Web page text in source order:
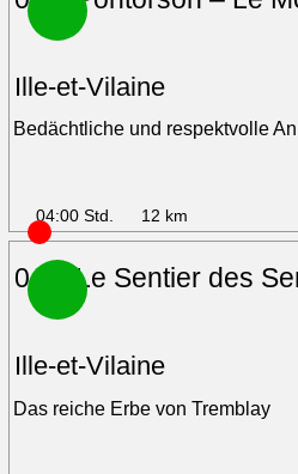
Ille-et-Vilaine
Bedächtliche und respektvolle
04:00 Std. 12 km
04 – Le Sentier des
Ille-et-Vilaine
Das reiche Erbe von Tremblay